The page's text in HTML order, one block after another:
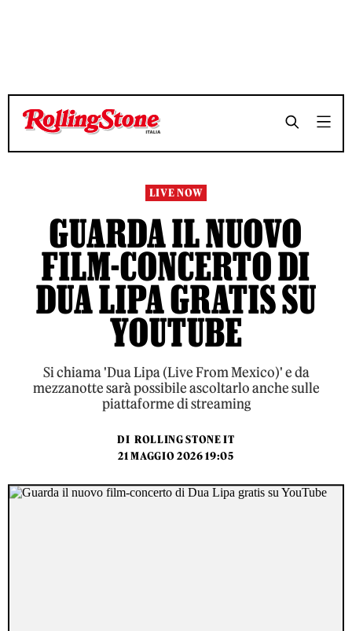
TEMPO DI LETTURA 3 MINUTI SHARE
TEMPO DI LETTURA 3 MINUTI SHARE
LIVE NOW
GUARDA IL NUOVO
FILM-CONCERTO DI
DUA LIPA GRATIS SU
YOUTUBE
Si chiama 'Dua Lipa (Live From Mexico)' e da
mezzanotte sarà possibile ascoltarlo anche sulle
piattaforme di streaming
DI ROLLING STONE IT
21 MAGGIO 2026 19:05